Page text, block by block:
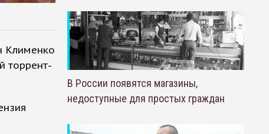
Клименко
торрент-
В России появятся магазины,
недоступные для простых граждан